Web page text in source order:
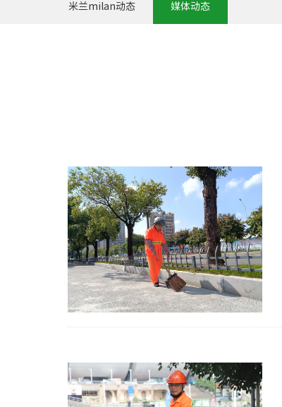
米兰milan动态 媒体动态